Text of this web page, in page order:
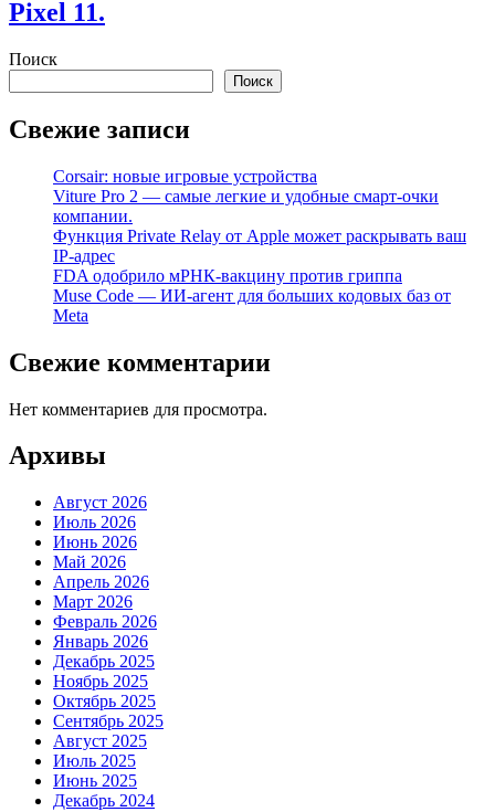
Pixel 11.
Поиск
Поиск
Свежие записи
Corsair: новые игровые устройства
Viture Pro 2 — самые легкие и удобные смарт-очки
компании.
Функция Private Relay от Apple может раскрывать ваш
IP-адрес
FDA одобрило мРНК-вакцину против гриппа
Muse Code — ИИ-агент для больших кодовых баз от
Meta
Свежие комментарии
Нет комментариев для просмотра.
Архивы
Август 2026
Июль 2026
Июнь 2026
Май 2026
Апрель 2026
Март 2026
Февраль 2026
Январь 2026
Декабрь 2025
Ноябрь 2025
Октябрь 2025
Сентябрь 2025
Август 2025
Июль 2025
Июнь 2025
Декабрь 2024